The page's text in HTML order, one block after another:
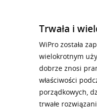
Trwała i
WiPro została
wielokrotnym
dobrze znosi
właściwości
porządkowych,
trwałe